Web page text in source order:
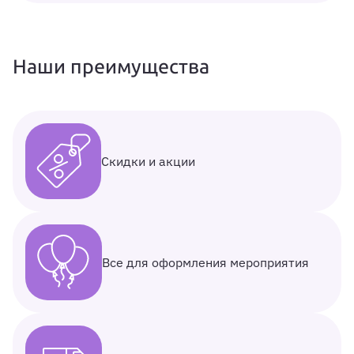
Наши преимущества
Скидки и акции
Все для оформления мероприятия